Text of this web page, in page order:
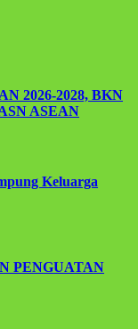
2026-2028, BKN
ASEAN
Keluarga
PENGUATAN